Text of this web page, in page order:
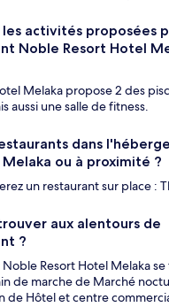
activités proposées
Noble Resort Hotel
Melaka propose 2 des
aussi une salle de fitness.
dans
ou à proximité ?
un restaurant sur place :
aux alentours de
?
Resort Hotel Melaka se
de marche de Marché
de Hôtel et centre